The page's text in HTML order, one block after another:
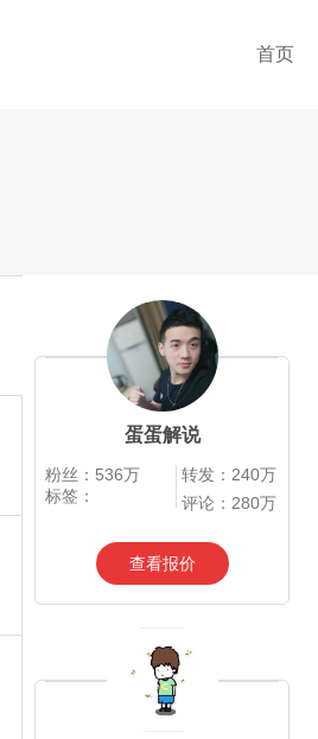
首页
蛋蛋解说
粉丝：536万
标签：
转发：240万
评论：280万
查看报价